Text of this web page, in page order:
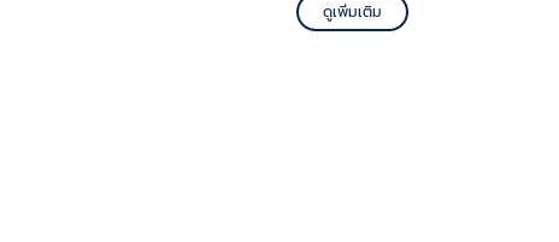
นิลสีดำ ที่ให้ทั้งความสวยงาม ความทนทาน และลดปัญหาการ
ซ่อมบำรุงในระยะยาวมากกว่ารางน้ำแบบเดิม
ดูเพิ่มเติม